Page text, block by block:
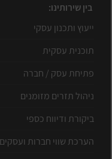
בין שירותינו:
ייעוץ ותכנון עסקי
תוכנית עסקית
פתיחת עסק / חברה
ניהול תזרים מזומנים
ביקורת ודיווח כספי
הערכת שווי חברות ועסקים